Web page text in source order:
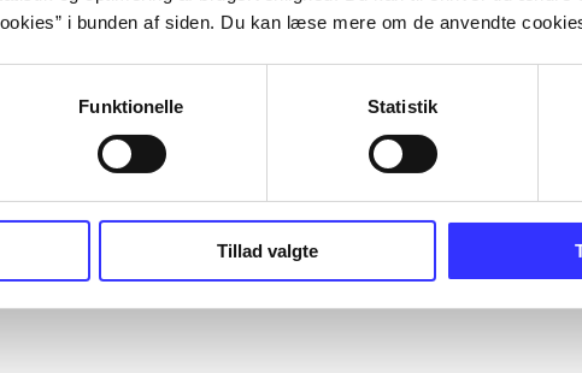
i bunden af siden. Du kan læse mere om de anvendte
Funktionelle Statistik
Tillad valgte